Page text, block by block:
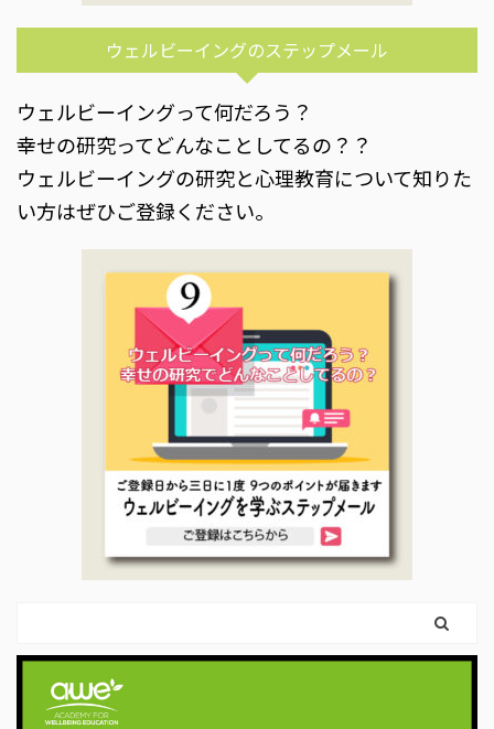
ウェルビーイングのステップメール
ウェルビーイングって何だろう？
幸せの研究ってどんなことしてるの？？
ウェルビーイングの研究と心理教育について知りた
い方はぜひご登録ください。